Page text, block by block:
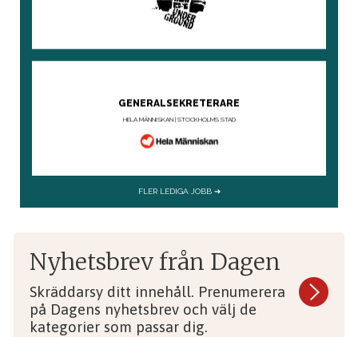
Nyhetsbrev från Dagen
Skräddarsy ditt innehåll. Prenumerera
på Dagens nyhetsbrev och välj de
kategorier som passar dig.